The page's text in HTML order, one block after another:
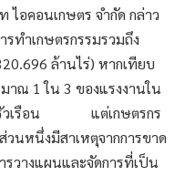
อคอนเกษตร จำกัด กล่าว
ทำเกษตรกรรมรวมถึง
ล้านไร่) หากเทียบ
าณ 1 ใน 3 ของแรงงานใน
ครัวเรือน แต่เกษตรกร
นหนึ่งมีสาเหตุจากการขาด
วางแผนและจัดการที่เป็น